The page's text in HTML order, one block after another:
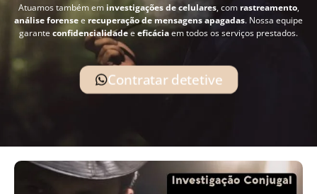
Atuamos também em investigações de celulares, com rastreamento,
análise forensee recuperação de mensagens apagadas. Nossa equipe
garanteconfidencialidadee eficáciaem todos os serviços prestados.
Contratar detetive